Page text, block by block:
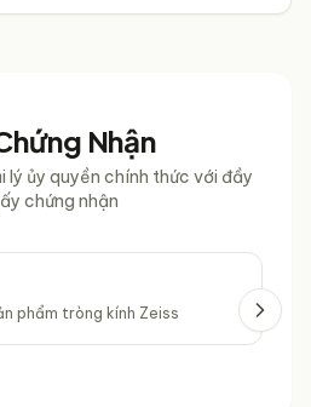
Nhận
lý ủy quyền chính thức với đầy
chứng nhận
phẩm tròng kính Zeiss